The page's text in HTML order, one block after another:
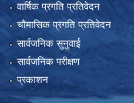
वार्षिक प्रगति प्रतिवेदन
चौमासिक प्रगति प्रतिवेदन
सार्वजनिक सुनुवाई
सार्वजनिक परीक्षण
प्रकाशन